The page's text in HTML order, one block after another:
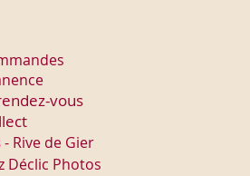
vous
- Rive de Gier
Déclic Photos